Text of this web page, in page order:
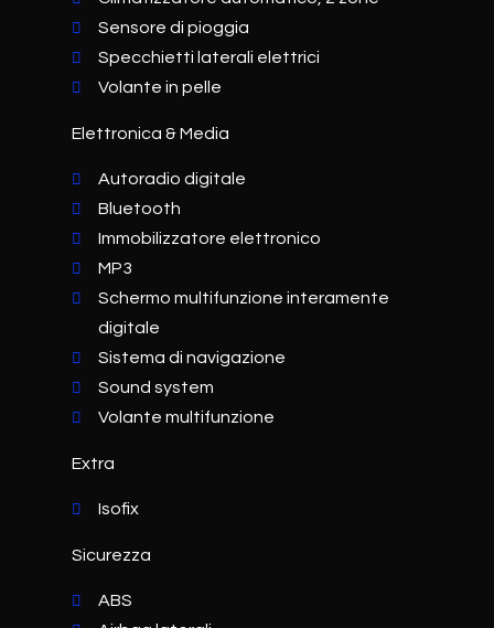
Sensore di pioggia
Specchietti laterali elettrici
Volante in pelle
Elettronica & Media
Autoradio digitale
Bluetooth
Immobilizzatore elettronico
MP3
Schermo multifunzione interamente
digitale
Sistema di navigazione
Sound system
Volante multifunzione
Extra
Isofix
Sicurezza
ABS